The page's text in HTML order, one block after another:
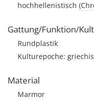
hochhellenistisch
Gattung/Funktion/
Rundplastik
Kulturepoche:
Material
Marmor